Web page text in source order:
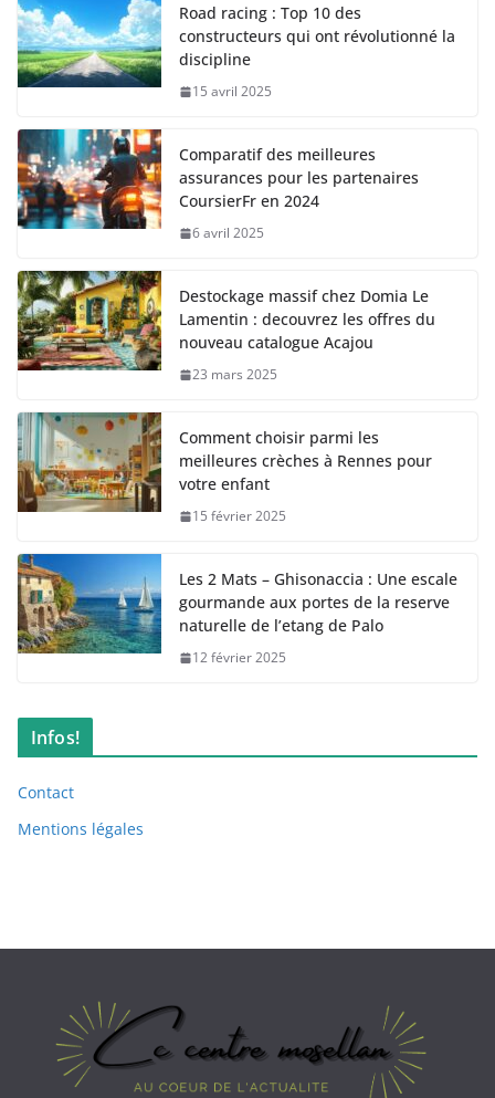
Road racing : Top 10 des
constructeurs qui ont révolutionné la
discipline
15 avril 2025
Comparatif des meilleures
assurances pour les partenaires
CoursierFr en 2024
6 avril 2025
Destockage massif chez Domia Le
Lamentin : decouvrez les offres du
nouveau catalogue Acajou
23 mars 2025
Comment choisir parmi les
meilleures crèches à Rennes pour
votre enfant
15 février 2025
Les 2 Mats – Ghisonaccia : Une escale
gourmande aux portes de la reserve
naturelle de l’etang de Palo
12 février 2025
Infos!
Contact
Mentions légales